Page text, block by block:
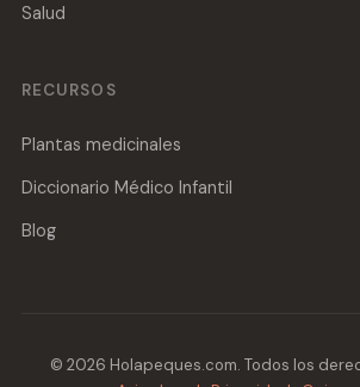
Salud
RECURSOS
Plantas medicinales
Diccionario Médico Infantil
Blog
© 2026 Holapeques.com. Todos los